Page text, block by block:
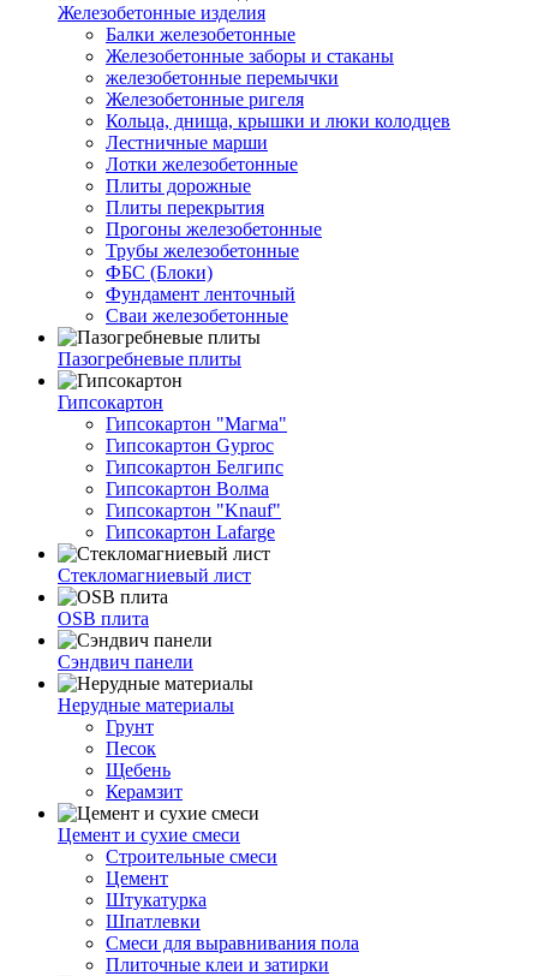
Железобетонные изделия
Балки железобетонные
Железобетонные заборы и стаканы
железобетонные перемычки
Железобетонные ригеля
Кольца, днища, крышки и люки колодцев
Лестничные марши
Лотки железобетонные
Плиты дорожные
Плиты перекрытия
Прогоны железобетонные
Трубы железобетонные
ФБС (Блоки)
Фундамент ленточный
Сваи железобетонные
Пазогребневые плиты
Гипсокартон
Гипсокартон "Магма"
Гипсокартон Gyproc
Гипсокартон Белгипс
Гипсокартон Волма
Гипсокартон "Knauf"
Гипсокартон Lafarge
Стекломагниевый лист
OSB плита
Сэндвич панели
Нерудные материалы
Грунт
Песок
Щебень
Керамзит
Цемент и сухие смеси
Строительные смеси
Цемент
Штукатурка
Шпатлевки
Смеси для выравнивания пола
Плиточные клеи и затирки